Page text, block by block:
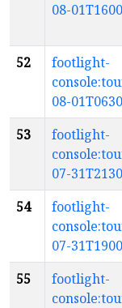
08-
52
footlight-
08-
53
footlight-
07-
54
footlight-
07-
55
footlight-